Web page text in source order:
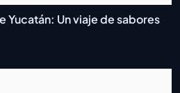
Yucatán: Un viaje de sabores